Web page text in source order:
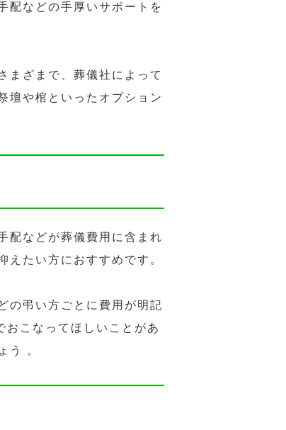
配などの手厚いサポートを
まざまで、葬儀社によって
壇や棺といったオプション
配などが葬儀費用に含まれ
えたい方におすすめです。
の弔い方ごとに費用が明記
おこなってほしいことがあ
う 。